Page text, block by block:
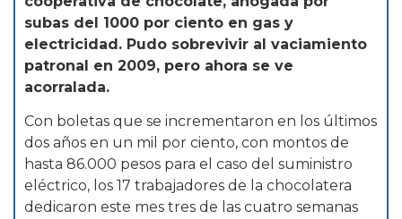
subas del 1000 por ciento en gas y
electricidad. Pudo sobrevivir al vaciamiento
patronal en 2009, pero ahora se ve
acorralada.
Con boletas que se incrementaron en los últimos
dos años en un mil por ciento, con montos de
hasta 86.000 pesos para el caso del suministro
eléctrico, los 17 trabajadores de la chocolatera
dedicaron este mes tres de las cuatro semanas